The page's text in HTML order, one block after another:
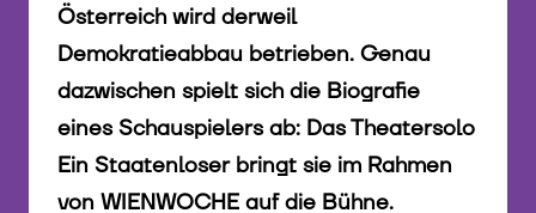
Österreich wird derweil
Demokratieabbau betrieben. Genau
dazwischen spielt sich die Biografie
eines Schauspielers ab: Das Theatersolo
Ein Staatenloser bringt sie im Rahmen
von WIENWOCHE auf die Bühne.